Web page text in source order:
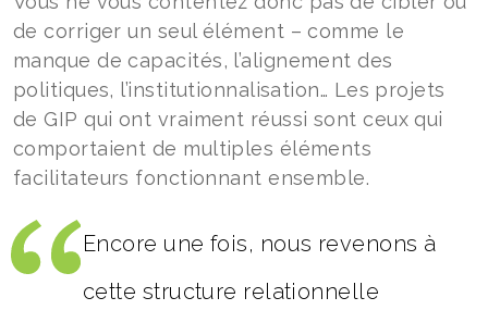
de corriger un seul élément – comme le
manque de capacités, l’alignement des
politiques, l’institutionnalisation… Les projets
de GIP qui ont vraiment réussi sont ceux qui
comportaient de multiples éléments
facilitateurs fonctionnant ensemble.
Encore une fois, nous revenons à
cette structure relationnelle